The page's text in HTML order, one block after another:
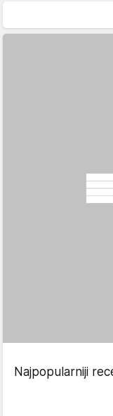
Najpopularniji